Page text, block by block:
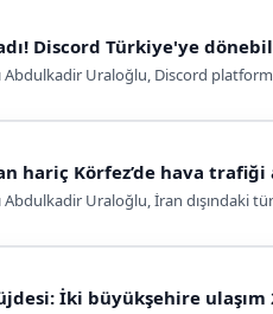
Discord Türkiye'ye
Abdulkadir Uraloğlu, Discord
hariç Körfez’de hava trafiği
Abdulkadir Uraloğlu, İran
İki büyükşehire